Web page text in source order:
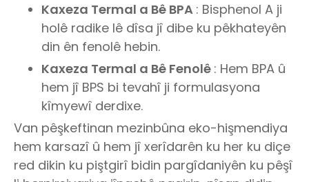
Kaxeza Termal a Bê BPA : Bisphenol A ji
holê radike lê dîsa jî dibe ku pêkhateyên
din ên fenolê hebin.
Kaxeza Termal a Bê Fenolê : Hem BPA û
hem jî BPS bi tevahî ji formulasyona
kîmyewî derdixe.
Van pêşkeftinan mezinbûna eko-hişmendiya
hem karsazî û hem jî xerîdarên ku her ku diçe
red dikin ku piştgirî bidin pargîdaniyên ku pêşî